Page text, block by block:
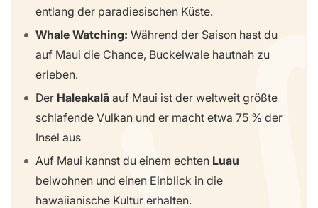
entlang der paradiesischen Küste.
Whale Watching: Während der Saison hast du
auf Maui die Chance, Buckelwale hautnah zu
erleben.
Der Haleakalā auf Maui ist der weltweit größte
schlafende Vulkan und er macht etwa 75 % der
Insel aus
Auf Maui kannst du einem echten Luau
beiwohnen und einen Einblick in die
hawaiianische Kultur erhalten.